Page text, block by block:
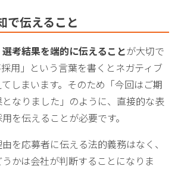
で伝えること
選考結果を端的に伝えることが大切で
用」という言葉を書くとネガティブ
しまいます。そのため「今回はご期
なりました」のように、直接的な表
を伝えることが必要です。
を応募者に伝える法的義務はなく、
かは会社が判断することになりま